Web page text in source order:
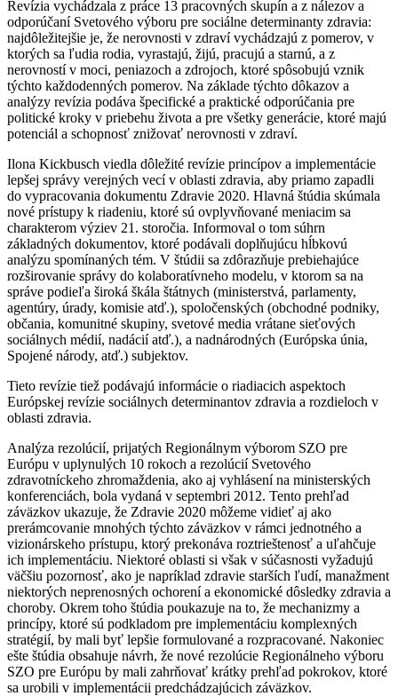
Revízia vychádzala z práce 13 pracovných skupín a z nálezov a
odporúčaní Svetového výboru pre sociálne determinanty zdravia:
najdôležitejšie je, že nerovnosti v zdraví vychádzajú z pomerov, v
ktorých sa ľudia rodia, vyrastajú, žijú, pracujú a starnú, a z
nerovností v moci, peniazoch a zdrojoch, ktoré spôsobujú vznik
týchto každodenných pomerov. Na základe týchto dôkazov a
analýzy revízia podáva špecifické a praktické odporúčania pre
politické kroky v priebehu života a pre všetky generácie, ktoré majú
potenciál a schopnosť znižovať nerovnosti v zdraví.
Ilona Kickbusch viedla dôležité revízie princípov a implementácie
lepšej správy verejných vecí v oblasti zdravia, aby priamo zapadli
do vypracovania dokumentu Zdravie 2020. Hlavná štúdia skúmala
nové prístupy k riadeniu, ktoré sú ovplyvňované meniacim sa
charakterom výziev 21. storočia. Informoval o tom súhrn
základných dokumentov, ktoré podávali doplňujúcu hĺbkovú
analýzu spomínaných tém. V štúdii sa zdôrazňuje prebiehajúce
rozširovanie správy do kolaboratívneho modelu, v ktorom sa na
správe podieľa široká škála štátnych (ministerstvá, parlamenty,
agentúry, úrady, komisie atď.), spoločenských (obchodné podniky,
občania, komunitné skupiny, svetové media vrátane sieťových
sociálnych médií, nadácií atď.), a nadnárodných (Európska únia,
Spojené národy, atď.) subjektov.
Tieto revízie tiež podávajú informácie o riadiacich aspektoch
Európskej revízie sociálnych determinantov zdravia a rozdieloch v
oblasti zdravia.
Analýza rezolúcií, prijatých Regionálnym výborom SZO pre
Európu v uplynulých 10 rokoch a rezolúcií Svetového
zdravotníckeho zhromaždenia, ako aj vyhlásení na ministerských
konferenciách, bola vydaná v septembri 2012. Tento prehľad
záväzkov ukazuje, že Zdravie 2020 môžeme vidieť aj ako
prerámcovanie mnohých týchto záväzkov v rámci jednotného a
vizionárskeho prístupu, ktorý prekonáva roztrieštenosť a uľahčuje
ich implementáciu. Niektoré oblasti si však v súčasnosti vyžadujú
väčšiu pozornosť, ako je napríklad zdravie starších ľudí, manažment
niektorých neprenosných ochorení a ekonomické dôsledky zdravia a
choroby. Okrem toho štúdia poukazuje na to, že mechanizmy a
princípy, ktoré sú podkladom pre implementáciu komplexných
stratégií, by mali byť lepšie formulované a rozpracované. Nakoniec
ešte štúdia obsahuje návrh, že nové rezolúcie Regionálneho výboru
SZO pre Európu by mali zahrňovať krátky prehľad pokrokov, ktoré
sa urobili v implementácii predchádzajúcich záväzkov.